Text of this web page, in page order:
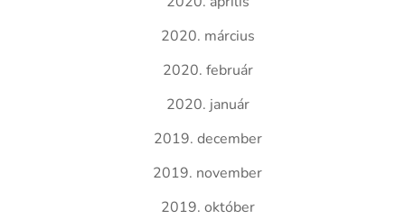
2020. március
2020. február
2020. január
2019. december
2019. november
2019. október